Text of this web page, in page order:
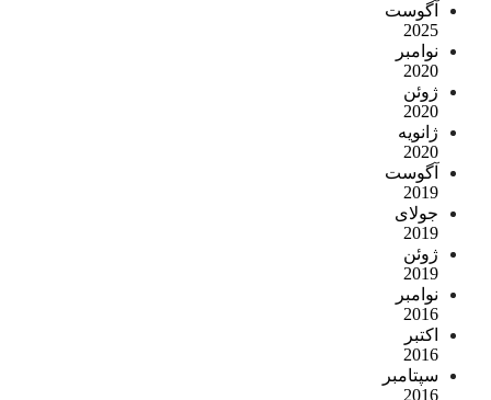
آگوست
2025
نوامبر
2020
ژوئن
2020
ژانویه
2020
آگوست
2019
جولای
2019
ژوئن
2019
نوامبر
2016
اکتبر
2016
سپتامبر
2016